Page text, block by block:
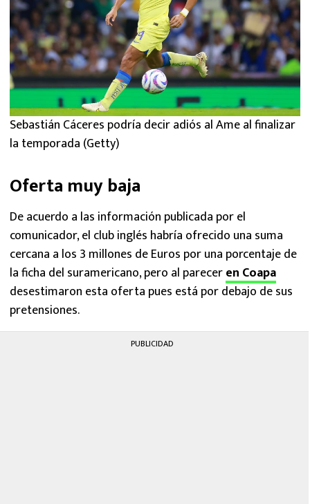
Sebastián Cáceres podría decir adiós al Ame al finalizar
la temporada (Getty)
Oferta muy baja
De acuerdo a las información publicada por el
comunicador, el club inglés habría ofrecido una suma
cercana a los 3 millones de Euros por una porcentaje de
la ficha del suramericano, pero al pareceren Coapa
desestimaron esta oferta pues está por debajo de sus
pretensiones.
PUBLICIDAD